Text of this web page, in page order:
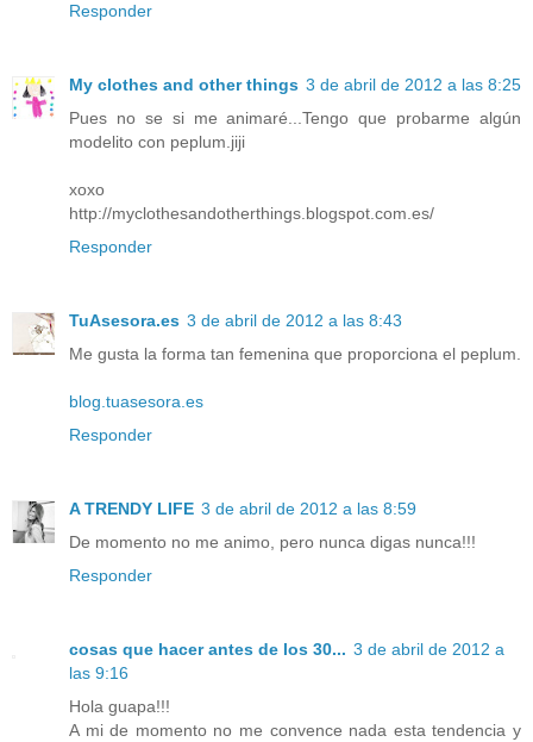
Responder
My clothes and other things 3 de abril de 2012 a las 8:25
Pues no se si me animaré...Tengo que probarme algún
modelito con peplum.jiji
xoxo
http://myclothesandotherthings.blogspot.com.es/
Responder
TuAsesora.es 3 de abril de 2012 a las 8:43
Me gusta la forma tan femenina que proporciona el peplum.
blog.tuasesora.es
Responder
A TRENDY LIFE 3 de abril de 2012 a las 8:59
De momento no me animo, pero nunca digas nunca!!!
Responder
cosas que hacer antes de los 30... 3 de abril de 2012 a
las 9:16
Hola guapa!!!
A mi de momento no me convence nada esta tendencia y